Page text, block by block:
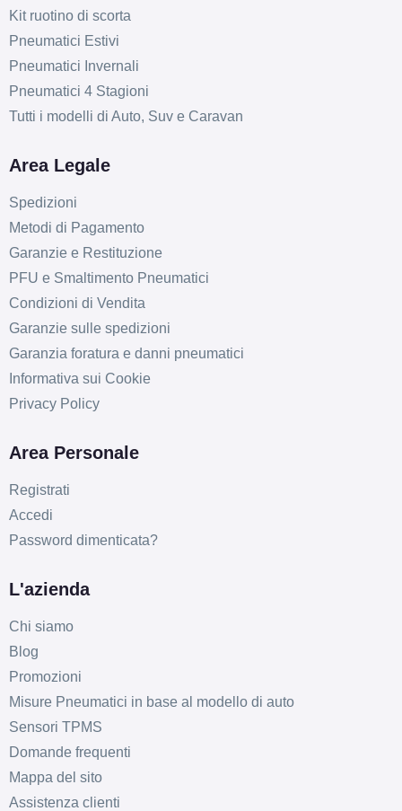
Kit ruotino di scorta
Pneumatici Estivi
Pneumatici Invernali
Pneumatici 4 Stagioni
Tutti i modelli di Auto, Suv e Caravan
Area Legale
Spedizioni
Metodi di Pagamento
Garanzie e Restituzione
PFU e Smaltimento Pneumatici
Condizioni di Vendita
Garanzie sulle spedizioni
Garanzia foratura e danni pneumatici
Informativa sui Cookie
Privacy Policy
Area Personale
Registrati
Accedi
Password dimenticata?
L'azienda
Chi siamo
Blog
Promozioni
Misure Pneumatici in base al modello di auto
Sensori TPMS
Domande frequenti
Mappa del sito
Assistenza clienti